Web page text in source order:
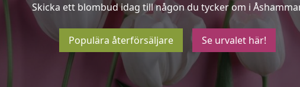
Skicka ett blombud idag till någon du tycker om i
Populära återförsäljare Se urvalet här!